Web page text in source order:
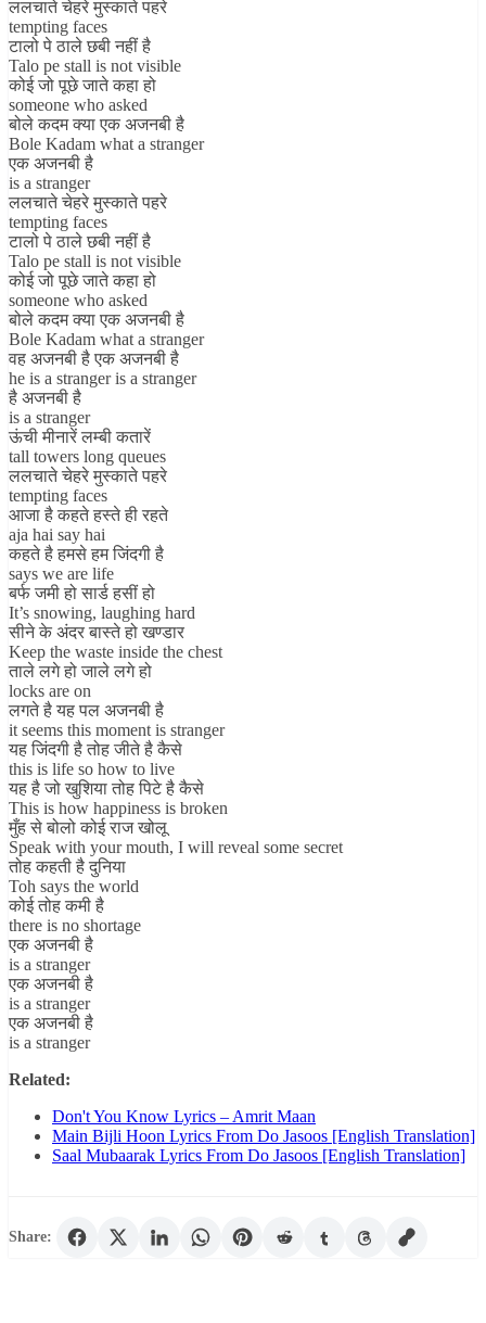
ललचाते चेहरे मुस्काते पहरे
tempting faces
टालो पे ठाले छबी नहीं है
Talo pe stall is not visible
कोई जो पूछे जाते कहा हो
someone who asked
बोले कदम क्या एक अजनबी है
Bole Kadam what a stranger
एक अजनबी है
is a stranger
ललचाते चेहरे मुस्काते पहरे
tempting faces
टालो पे ठाले छबी नहीं है
Talo pe stall is not visible
कोई जो पूछे जाते कहा हो
someone who asked
बोले कदम क्या एक अजनबी है
Bole Kadam what a stranger
वह अजनबी है एक अजनबी है
he is a stranger is a stranger
है अजनबी है
is a stranger
ऊंची मीनारें लम्बी कतारें
tall towers long queues
ललचाते चेहरे मुस्काते पहरे
tempting faces
आजा है कहते हस्ते ही रहते
aja hai say hai
कहते है हमसे हम जिंदगी है
says we are life
बर्फ जमी हो सार्ड हसीं हो
It’s snowing, laughing hard
सीने के अंदर बास्ते हो खण्डार
Keep the waste inside the chest
ताले लगे हो जाले लगे हो
locks are on
लगते है यह पल अजनबी है
it seems this moment is stranger
यह जिंदगी है तोह जीते है कैसे
this is life so how to live
यह है जो खुशिया तोह पिटे है कैसे
This is how happiness is broken
मुँह से बोलो कोई राज खोलू
Speak with your mouth, I will reveal some secret
तोह कहती है दुनिया
Toh says the world
कोई तोह कमी है
there is no shortage
एक अजनबी है
is a stranger
एक अजनबी है
is a stranger
एक अजनबी है
is a stranger
Related:
Don't You Know Lyrics – Amrit Maan
Main Bijli Hoon Lyrics From Do Jasoos [English Translation]
Saal Mubaarak Lyrics From Do Jasoos [English Translation]
Share: